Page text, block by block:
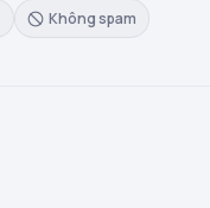
Không spam